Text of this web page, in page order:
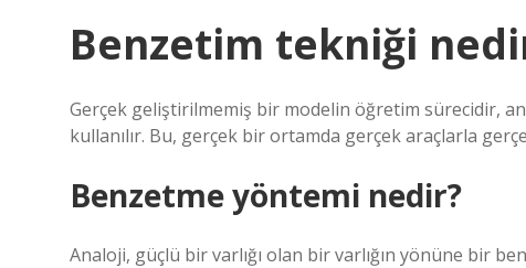
Benzetim tekniği
Gerçek geliştirilmemiş bir modelin öğretim sürecidir,
kullanılır. Bu, gerçek bir ortamda gerçek araçlarla
Benzetme yöntemi nedir?
Analoji, güçlü bir varlığı olan bir varlığın yönüne bir